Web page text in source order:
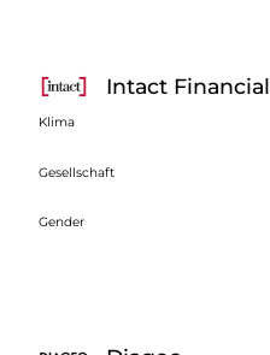
Intact Financial
Klima
Gesellschaft
Gender